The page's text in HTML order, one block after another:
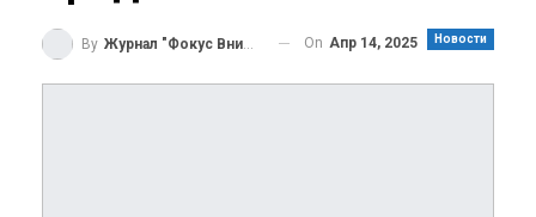
Новости
By Журнал "Фокус Внимания" On Апр 14, 2025